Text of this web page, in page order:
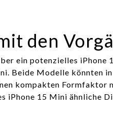
den
ein potenzielles
Beide Modelle könnten
kompakten Formfaktor
iPhone 15 Mini ähnliche